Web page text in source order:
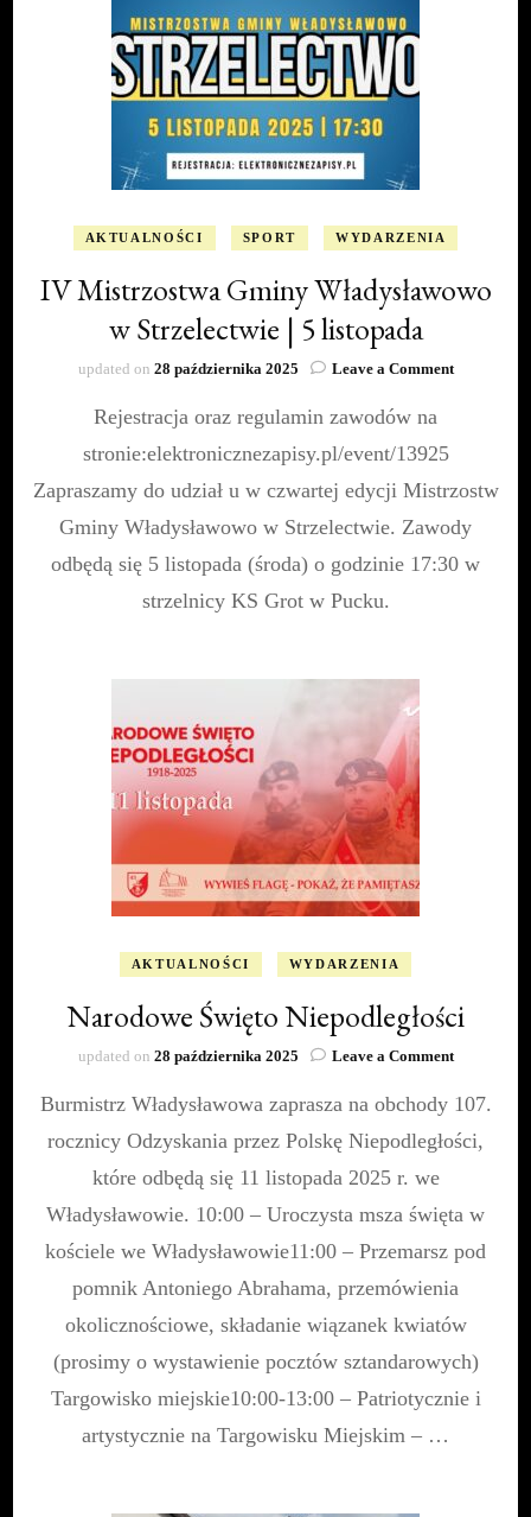
AKTUALNOŚCI SPORT WYDARZENIA
IV Mistrzostwa Gminy Władysławowo
w Strzelectwie | 5 listopada
updated on 28 października 2025 Leave a Commenton
w
|
5
Rejestracja oraz regulamin zawodów na
stronie:elektronicznezapisy.pl/event/13925
Zapraszamy do udział u w czwartej edycji Mistrzostw
Gminy Władysławowo w Strzelectwie. Zawody
odbędą się 5 listopada (środa) o godzinie 17:30 w
strzelnicy KS Grot w Pucku.
AKTUALNOŚCI WYDARZENIA
Narodowe Święto Niepodległości
updated on 28 października 2025 Leave a Commenton
Święto
Burmistrz Władysławowa zaprasza na obchody 107.
rocznicy Odzyskania przez Polskę Niepodległości,
które odbędą się 11 listopada 2025 r. we
Władysławowie. 10:00 – Uroczysta msza święta w
kościele we Władysławowie11:00 – Przemarsz pod
pomnik Antoniego Abrahama, przemówienia
okolicznościowe, składanie wiązanek kwiatów
(prosimy o wystawienie pocztów sztandarowych)
Targowisko miejskie10:00-13:00 – Patriotycznie i
artystycznie na Targowisku Miejskim – …